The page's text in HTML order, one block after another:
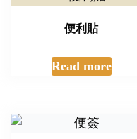
便利貼
Read more